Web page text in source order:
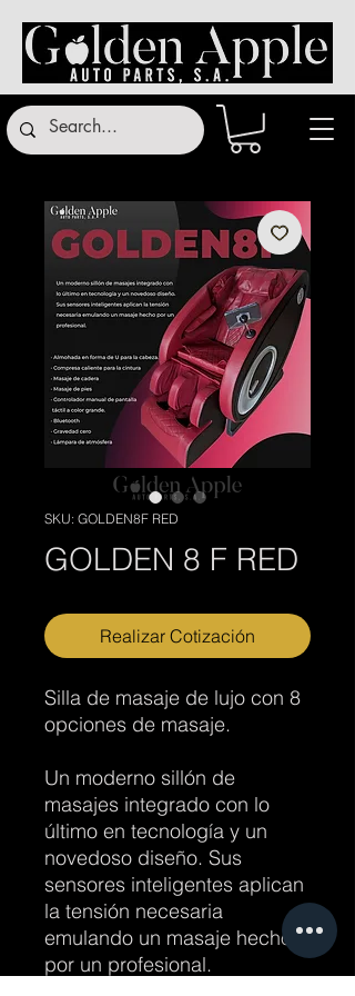
SKU: GOLDEN8F RED
GOLDEN 8 F RED
Realizar Cotización
Silla de masaje de lujo con 8
opciones de masaje.
Un moderno sillón de
masajes integrado con lo
último en tecnología y un
novedoso diseño. Sus
sensores inteligentes aplican
la tensión necesaria
emulando un masaje hecho
por un profesional.